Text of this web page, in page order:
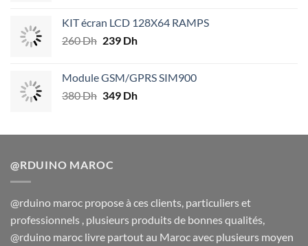
KIT écran LCD 128X64 RAMPS
260Dh Le
était :
260 Dh.
239 DhLe
est :
239 Dh.
Module GSM/GPRS SIM900
380Dh Le
était :
349 DhLe
est :
@RDUINO MAROC
@rduino maroc propose à ces clients, particuliers et
professionnels , plusieurs produits de bonnes qualités,
@rduino maroc livre partout au Maroc avec plusieurs moyen